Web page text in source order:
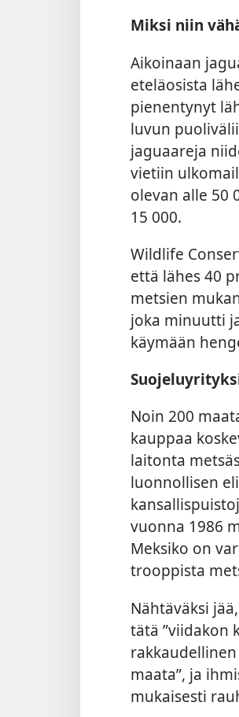
Miksi niin
Aikoinaan
eteläosista
pienentynyt
luvun
jaguaareja
vietiin
olevan alle 50
15 000.
Wildlife
että lähes 40
metsien
joka minuutti
käymään
Noin 200
kauppaa
laitonta
luonnollisen
vuonna 1986
Meksiko on
trooppista
Nähtäväksi
tätä ”viidakon
maata”, ja
mukaisesti